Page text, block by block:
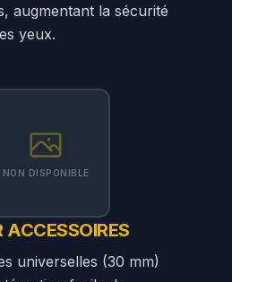
augmentant la sécurité
yeux.
NON DISPONIBLE
ACCESSOIRES
universelles (30 mm)